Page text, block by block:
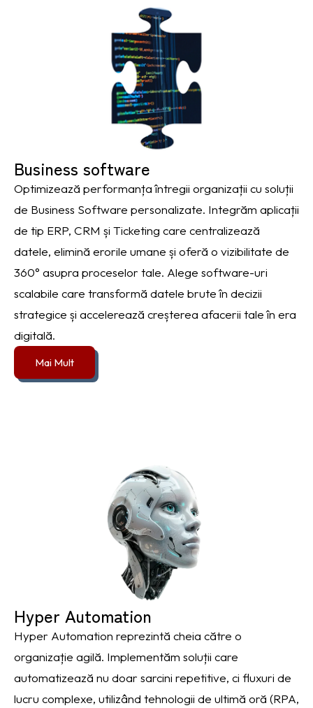
Business software
Optimizează performanța întregii organizații cu soluții
de Business Software personalizate. Integrăm aplicații
de tip ERP, CRM și Ticketing care centralizează
datele, elimină erorile umane și oferă o vizibilitate de
360° asupra proceselor tale. Alege software-uri
scalabile care transformă datele brute în decizii
strategice și accelerează creșterea afacerii tale în era
digitală.
Mai Mult
Hyper Automation
Hyper Automation reprezintă cheia către o
organizație agilă. Implementăm soluții care
automatizează nu doar sarcini repetitive, ci fluxuri de
lucru complexe, utilizând tehnologii de ultimă oră (RPA,